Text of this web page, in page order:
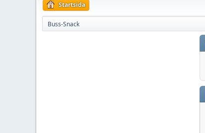
Startsida
Buss-Snack